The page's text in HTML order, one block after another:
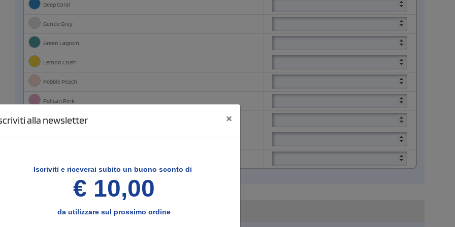
Deep Coral
Gentle Grey
Green Lagoon
Lemon Crush
Pebble Peach
Pelican Pink
Terracotta Tide
Configura le posizioni e il tipo di stampa
alla newsletter ×
Iscriviti e riceverai subito un buono sconto di
€ 10,00
da utilizzare sul prossimo ordine